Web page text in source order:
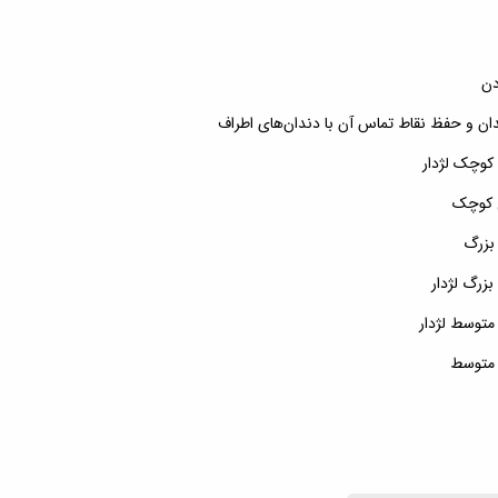
و حفظ نقاط تماس آن با دندان‌های اطراف